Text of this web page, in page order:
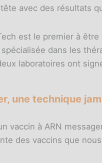
avec des résultats
est le premier à
dans les
laboratoires ont
une technique
vaccin à ARN
des vaccins que